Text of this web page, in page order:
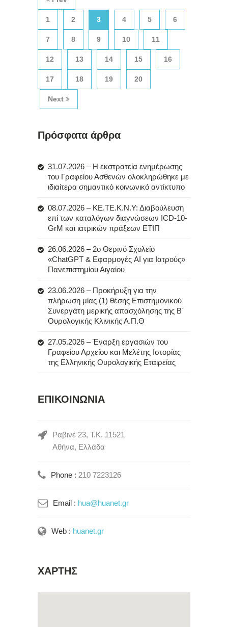
1 2 3 4 5 6
7 8 9 10 11
12 13 14 15 16
17 18 19 20
Next
Πρόσφατα άρθρα
31.07.2026 – Η εκστρατεία ενημέρωσης
του Γραφείου Ασθενών ολοκληρώθηκε με
ιδιαίτερα σημαντικό κοινωνικό αντίκτυπο
08.07.2026 – ΚΕ.ΤΕ.Κ.Ν.Υ: Διαβούλευση
επί των καταλόγων διαγνώσεων ICD-10-
GrM και ιατρικών πράξεων ΕΤΙΠ
26.06.2026 – 2ο Θερινό Σχολείο
«ChatGPT & Εφαρμογές AI για Ιατρούς»
Πανεπιστημίου Αιγαίου
23.06.2026 – Προκήρυξη για την
πλήρωση μίας (1) θέσης Επιστημονικού
Συνεργάτη μερικής απασχόλησης της Β΄
Ουρολογικής Κλινικής Α.Π.Θ
27.05.2026 – Έναρξη εργασιών του
Γραφείου Αρχείου και Μελέτης Ιστορίας
της Ελληνικής Ουρολογικής Εταιρείας
ΕΠΙΚΟΙΝΩΝΙΑ
Ραβινέ 23, Τ.Κ. 11521
Αθήνα, Ελλάδα
Phone : 210 7223126
Email : hua@huanet.gr
Web : huanet.gr
ΧΑΡΤΗΣ